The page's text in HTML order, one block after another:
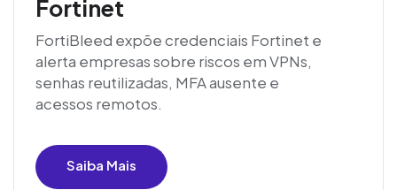
Fortinet
FortiBleed expõe credenciais Fortinet e
alerta empresas sobre riscos em VPNs,
senhas reutilizadas, MFA ausente e
acessos remotos.
Saiba Mais